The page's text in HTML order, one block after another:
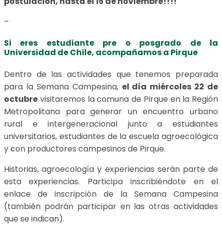
–
Si eres estudiante pre o posgrado de la
Universidad de Chile, acompañamos a Pirque
Dentro de las actividades que tenemos preparada
para la Semana Campesina, el día miércoles 22 de
octubre visitaremos la comuna de Pirque en la Región
Metropolitana para generar un encuentro urbano
rural e intergeneracional junto a estudiantes
universitarios, estudiantes de la escuela agroecológica
y con productores campesinos de Pirque.
Historias, agroecología y experiencias serán parte de
esta experiencias. Participa inscribiéndote en el
enlace de inscripción de la Semana Campesina
(también podrán participar en las otras actividades
que se indican).